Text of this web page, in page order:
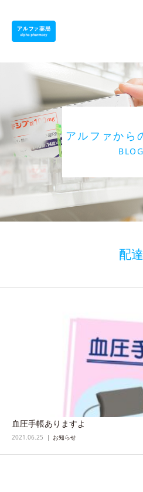
アルファから
BLOG
配達
血圧手帳ありますよ
2021.06.25 お知らせ
採用情報
よくある質問
アルファ豆知識
ブログ